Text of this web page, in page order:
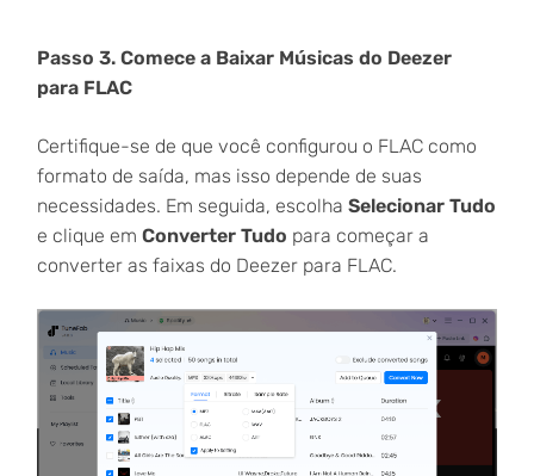
Passo 3. Comece a Baixar Músicas do Deezer
para FLAC
Certifique-se de que você configurou o FLAC como
formato de saída, mas isso depende de suas
necessidades. Em seguida, escolha Selecionar Tudo
e clique em Converter Tudo para começar a
converter as faixas do Deezer para FLAC.